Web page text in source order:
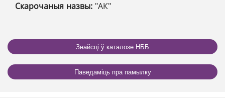
Скарочаныя назвы: "АК"
Знайсці ў каталозе НББ
Паведаміць пра памылку